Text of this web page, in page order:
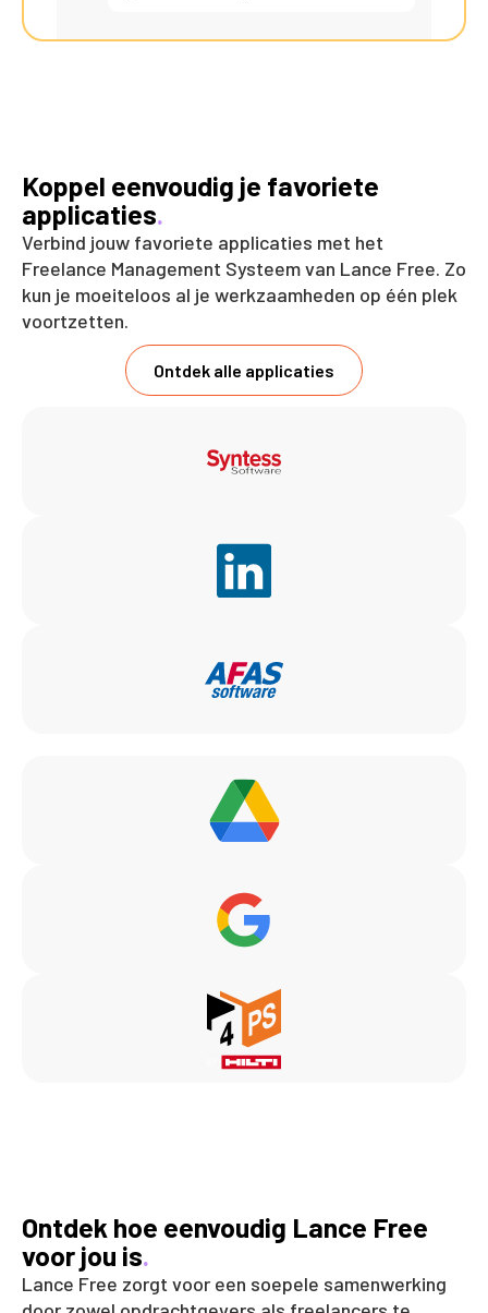
Koppel eenvoudig je favoriete
applicaties.
Verbind jouw favoriete applicaties met het
Freelance Management Systeem van Lance Free. Zo
kun je moeiteloos al je werkzaamheden op één plek
voortzetten.
Ontdek alle applicaties
Ontdek hoe eenvoudig Lance Free
voor jou is.
Lance Free zorgt voor een soepele samenwerking